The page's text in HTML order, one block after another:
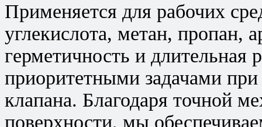
Применяется для рабочих
углекислота, метан, пропан,
герметичность и длительная
приоритетными задачами при
клапана. Благодаря точной
поверхности, мы